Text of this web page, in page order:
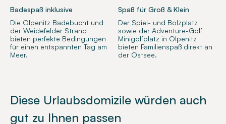
Badespaß inklusive
Die Olpenitz Badebucht und
der Weidefelder Strand
bieten perfekte Bedingungen
für einen entspannten Tag am
Meer.
Spaß für Groß & Klein
Der Spiel- und Bolzplatz
sowie der Adventure-Golf
Minigolfplatz in Olpenitz
bieten Familienspaß direkt an
der Ostsee.
Diese Urlaubsdomizile würden auch
gut zu Ihnen passen